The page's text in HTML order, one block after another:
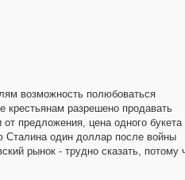
возможность полюбоваться
разрешено продавать
предложения, цена одного букета
один доллар после войны
рынок - трудно сказать, потому